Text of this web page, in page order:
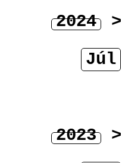
2024 >
Júl
2023 >